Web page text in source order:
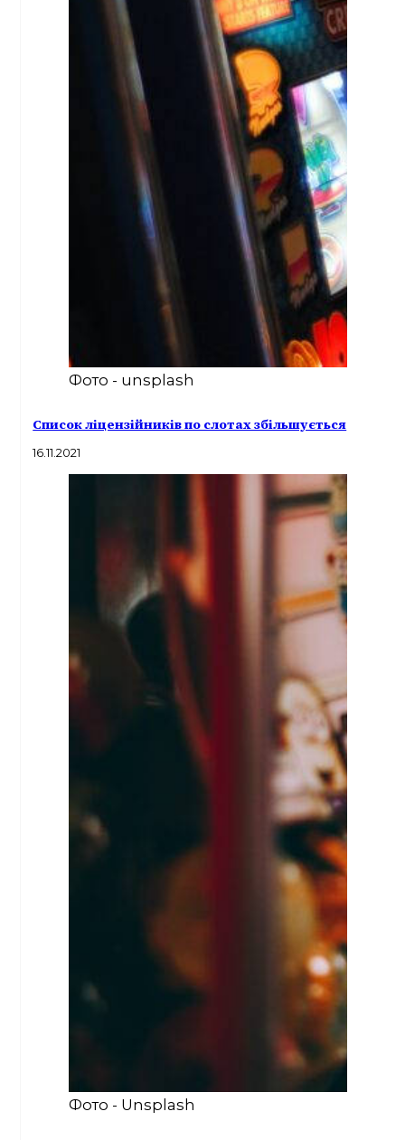
Фото - unsplash
Список ліцензійників по слотах збільшується
16.11.2021
Фото - Unsplash